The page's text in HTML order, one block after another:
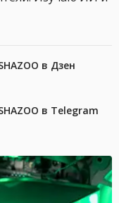
в Дзен
в Telegram